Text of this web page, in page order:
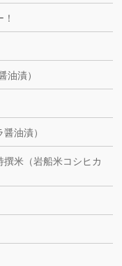
油漬）
油漬）
米（岩船米コシヒカ